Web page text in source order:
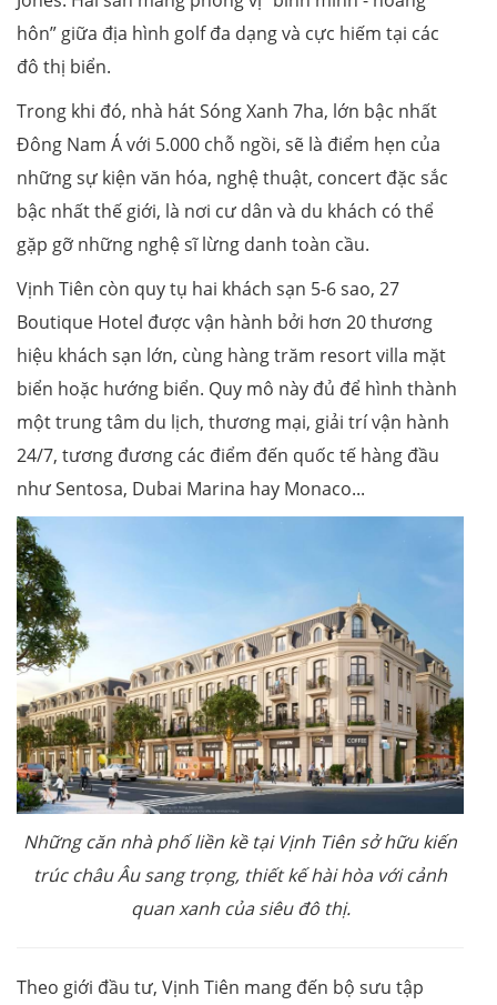
hôn” giữa địa hình golf đa dạng và cực hiếm tại các
đô thị biển.
Trong khi đó, nhà hát Sóng Xanh 7ha, lớn bậc nhất
Đông Nam Á với 5.000 chỗ ngồi, sẽ là điểm hẹn của
những sự kiện văn hóa, nghệ thuật, concert đặc sắc
bậc nhất thế giới, là nơi cư dân và du khách có thể
gặp gỡ những nghệ sĩ lừng danh toàn cầu.
Vịnh Tiên còn quy tụ hai khách sạn 5-6 sao, 27
Boutique Hotel được vận hành bởi hơn 20 thương
hiệu khách sạn lớn, cùng hàng trăm resort villa mặt
biển hoặc hướng biển. Quy mô này đủ để hình thành
một trung tâm du lịch, thương mại, giải trí vận hành
24/7, tương đương các điểm đến quốc tế hàng đầu
như Sentosa, Dubai Marina hay Monaco...
Những căn nhà phố liền kề tại Vịnh Tiên sở hữu kiến
trúc châu Âu sang trọng, thiết kế hài hòa với cảnh
quan xanh của siêu đô thị.
Theo giới đầu tư, Vịnh Tiên mang đến bộ sưu tập